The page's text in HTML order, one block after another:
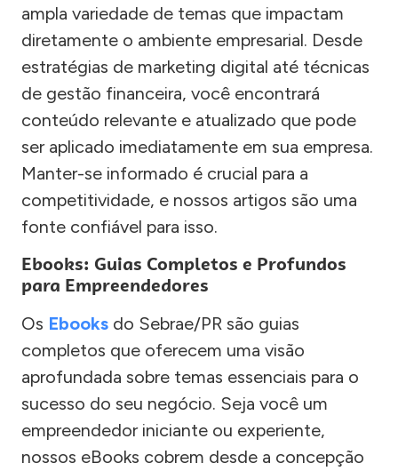
ampla variedade de temas que impactam
diretamente o ambiente empresarial. Desde
estratégias de marketing digital até técnicas
de gestão financeira, você encontrará
conteúdo relevante e atualizado que pode
ser aplicado imediatamente em sua empresa.
Manter-se informado é crucial para a
competitividade, e nossos artigos são uma
fonte confiável para isso.
Ebooks: Guias Completos e Profundos
para Empreendedores
Os Ebooks do Sebrae/PR são guias
completos que oferecem uma visão
aprofundada sobre temas essenciais para o
sucesso do seu negócio. Seja você um
empreendedor iniciante ou experiente,
nossos eBooks cobrem desde a concepção